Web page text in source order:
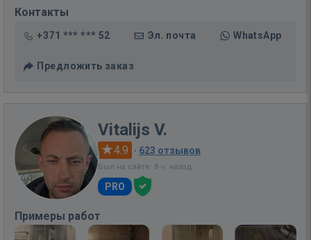
Контакты
+371 *** *** 52 Эл. почта WhatsApp
Предложить заказ
Vitalijs V.
4.9 · 623 отзывов
Был на сайте: 8 ч. назад
PRO
Примеры работ